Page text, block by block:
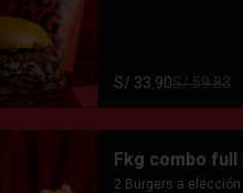
S/ 33.90S/ 59.83
Fkg combo full
2 Burgers a